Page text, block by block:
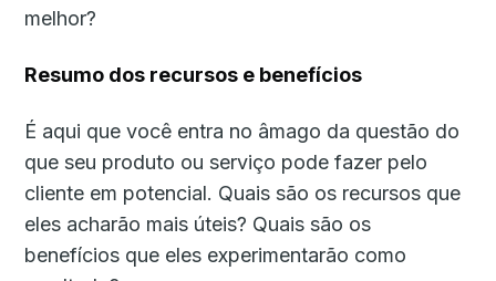
melhor?
Resumo dos recursos e benefícios
É aqui que você entra no âmago da questão do
que seu produto ou serviço pode fazer pelo
cliente em potencial. Quais são os recursos que
eles acharão mais úteis? Quais são os
benefícios que eles experimentarão como